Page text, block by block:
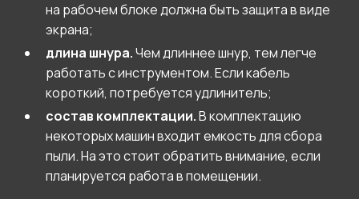
на рабочем блоке должна быть защита в виде
экрана;
длина шнура.Чем длиннее шнур, тем легче
работать с инструментом. Если кабель
короткий, потребуется удлинитель;
состав комплектации.В комплектацию
некоторых машин входит емкость для сбора
пыли. На это стоит обратить внимание, если
планируется работа в помещении.